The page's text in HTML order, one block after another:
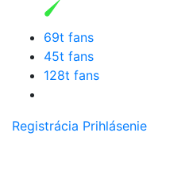
69t fans
45t fans
128t fans
Registrácia Prihlásenie